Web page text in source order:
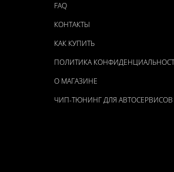
FAQ
КОНТАКТЫ
КАК КУПИТЬ
ПОЛИТИКА
О МАГАЗИНЕ
ЧИП-ТЮНИНГ ДЛЯ АВТОСЕРВИСОВ